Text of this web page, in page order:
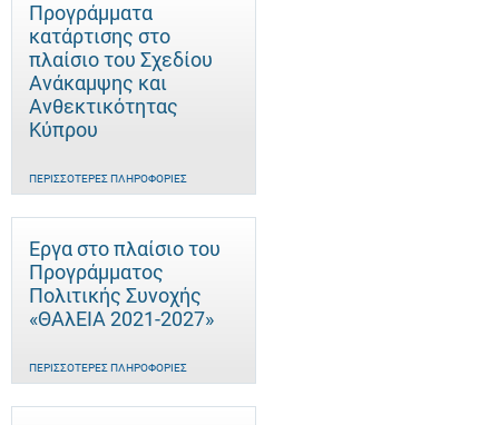
Προγράμματα
κατάρτισης στο
πλαίσιο του Σχεδίου
Ανάκαμψης και
Ανθεκτικότητας
Κύπρου
ΠΕΡΙΣΣΌΤΕΡΕΣ ΠΛΗΡΟΦΟΡΊΕΣ
Έργα στο πλαίσιο του
Προγράμματος
Πολιτικής Συνοχής
«ΘΑλΕΙΑ 2021-2027»
ΠΕΡΙΣΣΌΤΕΡΕΣ ΠΛΗΡΟΦΟΡΊΕΣ